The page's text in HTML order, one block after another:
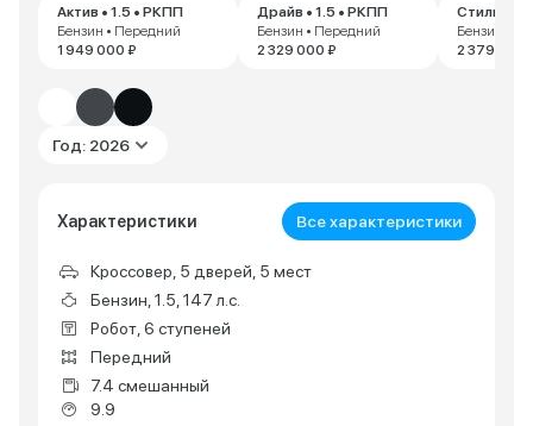
Актив • 1.5 • РКПП
Бензин • Передний
1 949 000 ₽
Драйв • 1.5 • РКПП
Бензин • Передний
2 329 000 ₽
Стиль •
Бензин •
2 379 000
Год: 2026
Характеристики Все характеристики
Кроссовер, 5 дверей, 5 мест
Бензин, 1.5, 147 л.с.
Робот, 6 ступеней
Передний
7.4 смешанный
9.9